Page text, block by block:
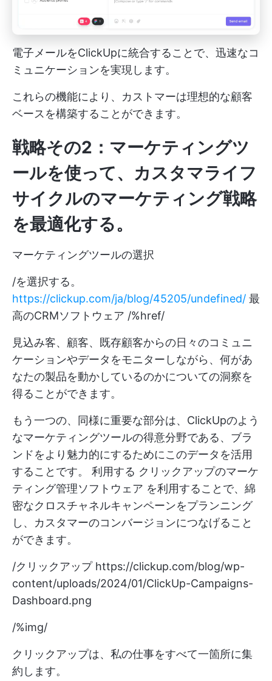
電子メールをClickUpに統合することで、迅速なコ
ミュニケーションを実現します。
これらの機能により、カストマーは理想的な顧客
ベースを構築することができます。
戦略その2：マーケティングツ
ールを使って、カスタマライフ
サイクルのマーケティング戦略
を最適化する。
マーケティングツールの選択
/を選択する。
https://clickup.com/ja/blog/45205/undefined/ 最
高のCRMソフトウェア /%href/
見込み客、顧客、既存顧客からの日々のコミュニ
ケーションやデータをモニターしながら、何があ
なたの製品を動かしているのかについての洞察を
得ることができます。
もう一つの、同様に重要な部分は、ClickUpのよう
なマーケティングツールの得意分野である、ブラ
ンドをより魅力的にするためにこのデータを活用
することです。 利用する クリックアップのマーケ
ティング管理ソフトウェア を利用することで、綿
密なクロスチャネルキャンペーンをプランニング
し、カスタマーのコンバージョンにつなげること
ができます。
/クリックアップ https://clickup.com/blog/wp-
content/uploads/2024/01/ClickUp-Campaigns-
Dashboard.png
/%img/
クリックアップは、私の仕事をすべて一箇所に集
約します。